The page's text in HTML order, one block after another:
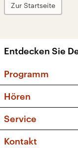
Zur Startseite
Entdecken Sie
Programm
Musikliste
Kakadu –
Hören
Service
FAQ
Kontakt